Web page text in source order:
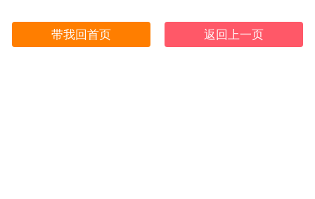
带我回首页 返回上一页